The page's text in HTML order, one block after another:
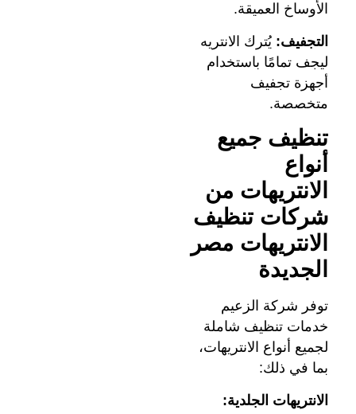
الأوساخ العميقة.
التجفيف: يُترك الانتريه
ليجف تمامًا باستخدام
أجهزة تجفيف
متخصصة.
تنظيف جميع
أنواع
الانتريهات من
شركات تنظيف
الانتريهات مصر
الجديدة
توفر شركة الزعيم
خدمات تنظيف شاملة
لجميع أنواع الانتريهات،
بما في ذلك:
الانتريهات الجلدية: